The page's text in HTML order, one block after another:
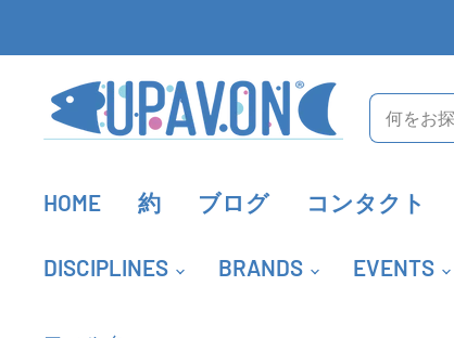
HOME 約 ブログ コンタクト
DISCIPLINES BRANDS EVENTS